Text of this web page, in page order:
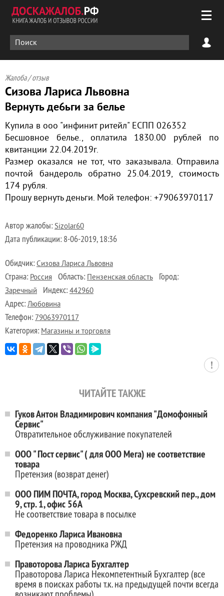
Жалоба / отзыв
Сизова Лариса Львовна
Вернуть де6ьги за белье
Купила в ооо "инфинит ритейл" ЕСПП 026352
Бесшовное белье., оплатила 1830.00 рублей по
квитанции 22.04.2019г.
Размер оказался не тот, что заказывала. Отправила
почтой бандероль обратно 25.04.2019, стоимость
174 рубля.
Прошу вернуть деньги. Мой телефон: +79063970117
Автор жалобы: Sizolar60
Дата публикации: 8-06-2019, 18:36
Обидчик: Сизова Лариса Львовна
Страна: Россия Область: Пензенская область Город:
Заречный Индекс: 442960
Адрес: Любовина
Телефон: 79063970117
Категория: Магазины и торговля
ЧИТАЙТЕ ТАКЖЕ
Гуков Антон Владимирович компания "Домофонный
Сервис"
Отвратительное обслуживание покупателей
ООО " Пост сервис" ( для ООО Мега) не соответствие
товара
Претензия (возврат денег)
ООО ПИМ ПОЧТА, город Москва, Сухсревский пер., дом
9, стр. 1, офис 56А
Не соответствие товара в посылке
Федоренко Лариса Ивановна
Претензия на проводника РЖД
Правоторова Лариса Бухгалтер
Правоторова Лариса Некомпетентный Бухгалтер (все
время в поисках работы т.к. на предыдущей почти всегда